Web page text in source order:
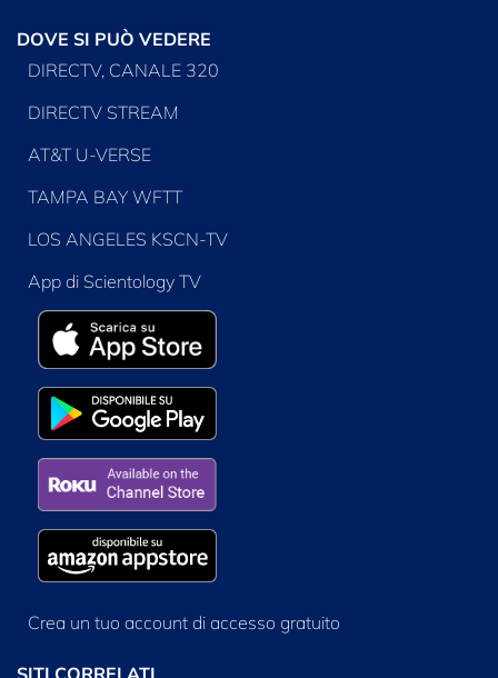
DOVE SI PUÒ VEDERE
DIRECTV, CANALE 320
DIRECTV STREAM
AT&T U-VERSE
TAMPA BAY WFTT
LOS ANGELES KSCN-TV
App di Scientology TV
Crea un tuo account di accesso gratuito
SITI CORRELATI